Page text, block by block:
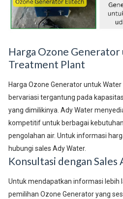
Harga Ozone
Treatment Plant
Harga Ozone Generator untuk
bervariasi tergantung pada
yang dimilikinya. Ady Water
kompetitif untuk berbagai
pengolahan air. Untuk informasi
hubungi sales Ady Water.
Konsultasi dengan Sales
Untuk mendapatkan informasi lebih
pemilihan Ozone Generator yang